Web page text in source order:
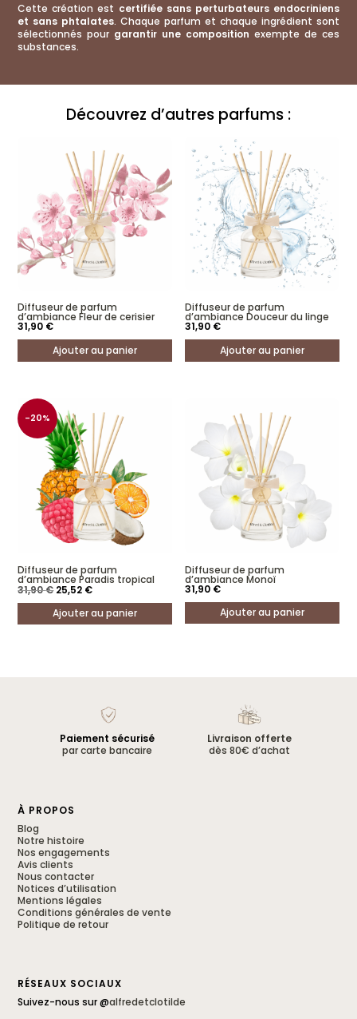
Cette création est certifiée sans perturbateurs endocriniens
et sans phtalates. Chaque parfum et chaque ingrédient sont
sélectionnés pour garantir une composition exempte de ces
substances.
Découvrez d’autres parfums :
Diffuseur de parfum
d’ambiance Fleur de cerisier
31,90 €
Ajouter au panier
Diffuseur de parfum
d’ambiance Douceur du linge
31,90 €
Ajouter au panier
-20%
Diffuseur de parfum
d’ambiance Paradis tropical
31,90€ Le
prix
initial
était :
31,90 €.
25,52 €Le
actuel
est :
25,52 €.
Ajouter au panier
Diffuseur de parfum
d’ambiance Monoï
31,90 €
Ajouter au panier
Paiement sécurisé
par carte bancaire
Livraison offerte
dès 80€ d’achat
À PROPOS
Blog
Notre histoire
Nos engagements
Avis clients
Nous contacter
Notices d’utilisation
Mentions légales
Conditions générales de vente
Politique de retour
RÉSEAUX SOCIAUX
Suivez-nous sur @alfredetclotilde